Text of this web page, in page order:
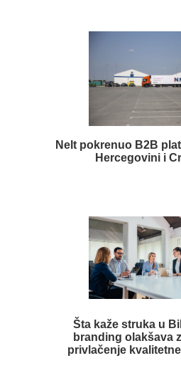
Nelt pokrenuo B2B
Hercegovini i
Šta kaže struka u
branding olakšava
privlačenje